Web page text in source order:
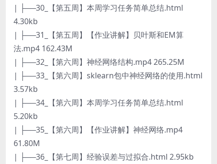
| ├──30_【第五周】本周学习任务简单总结.html
4.30kb
| ├──31_【第五周】【作业讲解】贝叶斯和EM算
法.mp4 162.43M
| ├──32_【第六周】神经网络结构.mp4 265.25M
| ├──33_【第六周】sklearn包中神经网络的使用.html
3.57kb
| ├──34_【第六周】本周学习任务简单总结.html
5.20kb
| ├──35_【第六周】【作业讲解】神经网络.mp4
61.80M
| ├──36_【第七周】经验误差与过拟合.html 2.95kb